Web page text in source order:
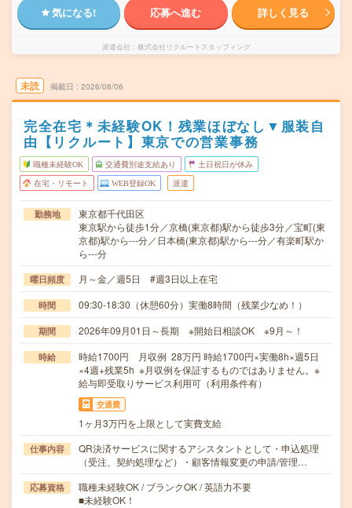
気になる! 応募へ進む 詳しく見る
派遣会社 株式会社リクルートスタッフィング
未読 掲載日 2026/08/06
完全在宅＊未経験OK！残業ほぼなし▼服装自
由【リクルート】東京での営業事務
職種未経験OK 交通費別途支給あり 土日祝日が休み
在宅・リモート WEB登録OK 派遣
勤務地
東京都千代田区
東京駅から徒歩1分／京橋(東京都)駅から徒歩3分／宝町(東
京都)駅から---分／日本橋(東京都)駅から---分／有楽町駅か
ら---分
曜日頻度 月～金／週5日 #週3日以上在宅
時間 09:30-18:30（休憩60分）実働8時間（残業少なめ！）
期間 2026年09月01日～長期 ※開始日相談OK ※9月～！
時給
時給1700円 月収例 28万円 時給1700円×実働8h×週5日
×4週+残業5h ※月収例を保証するものではありません。※
給与即受取りサービス利用可（利用条件有）
交通費
1ヶ月3万円を上限として実費支給
仕事内容
QR決済サービスに関するアシスタントとして・申込処理
（受注、契約処理など）・顧客情報変更の申請/管理…
応募資格
職種未経験OK / ブランクOK / 英語力不要
■未経験OK！